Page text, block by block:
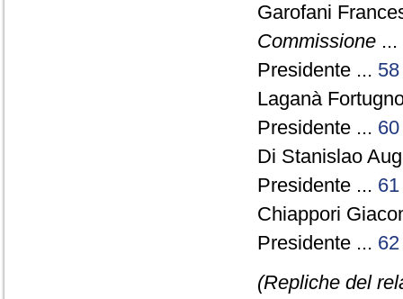
Garofani
Commissione ...
Presidente ... 58
Laganà
Presidente ... 60
Di Stanislao
Presidente ... 61
Chiappori
Presidente ... 62
(Repliche del